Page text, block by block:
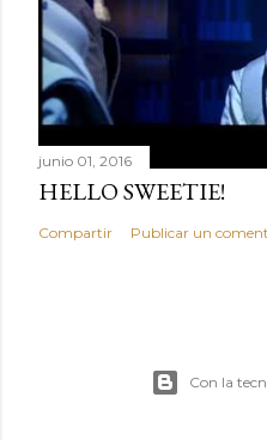
junio 01, 2016
HELLO SWEETIE!
Compartir Publicar un
Con la